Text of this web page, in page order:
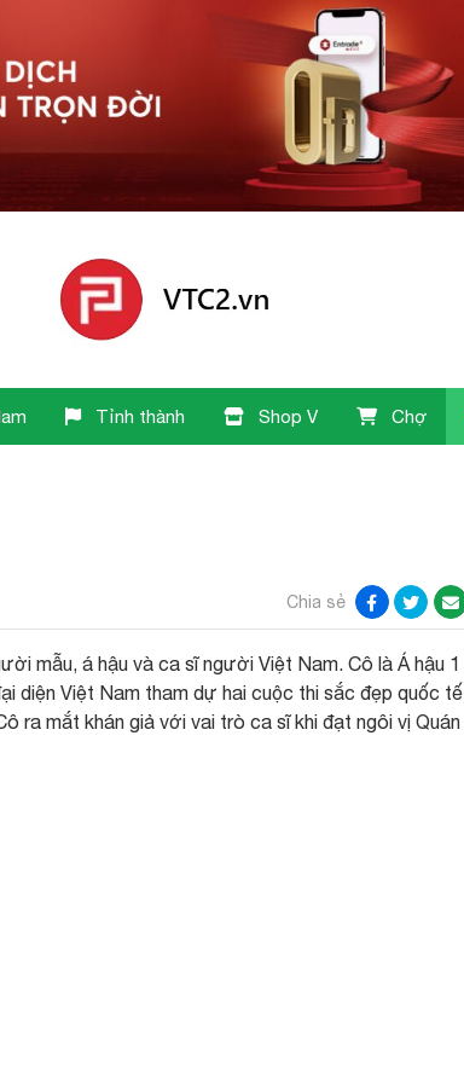
Tỉnh thành Shop V Chợ
Chia sẻ
mẫu, á hậu và ca sĩ người Việt Nam. Cô là Á hậu 1
diện Việt Nam tham dự hai cuộc thi sắc đẹp quốc tế
ra mắt khán giả với vai trò ca sĩ khi đạt ngôi vị Quán